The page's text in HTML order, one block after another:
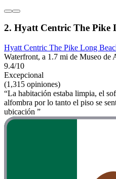
2. Hyatt Centric The Pike
Hyatt Centric The Pike Long
Waterfront, a 1.7 mi de Museo de
9.4/10
Excepcional
(1,315 opiniones)
“La habitación estaba limpia, el
alfombra por lo tanto el piso se
ubicación ”